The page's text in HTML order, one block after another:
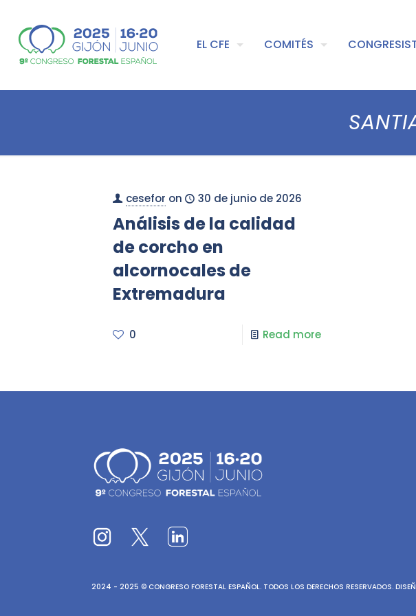
EL CFE COMITÉS
cesefor on 30 de junio de 2026
Análisis de la calidad
de corcho en
alcornocales de
Extremadura
0 Read more
2024 - 2025 © CONGRESO FORESTAL ESPAÑOL. TODOS LOS DERECHOS RESERVADOS.